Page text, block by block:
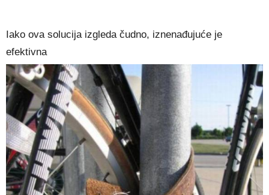
Iako ova solucija izgleda čudno, iznenađujuće je
efektivna